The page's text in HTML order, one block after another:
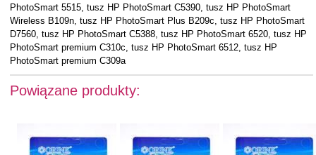
PhotoSmart 5515, tusz HP PhotoSmart C5390, tusz HP PhotoSmart
Wireless B109n, tusz HP PhotoSmart Plus B209c, tusz HP PhotoSmart
D7560, tusz HP PhotoSmart C5388, tusz HP PhotoSmart 6520, tusz HP
PhotoSmart premium C310c, tusz HP PhotoSmart 6512, tusz HP
PhotoSmart premium C309a
Powiązane produkty: